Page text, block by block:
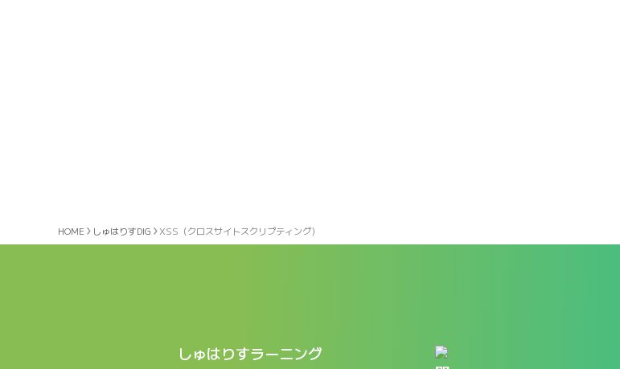
HOME しゅはりすDIG XSS（クロスサイトスクリプティング）
しゅはりすラーニング